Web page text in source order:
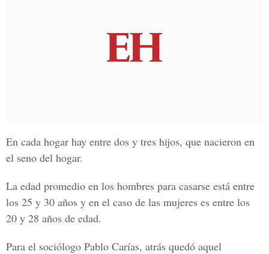
En cada hogar hay entre dos y tres hijos, que nacieron en
el seno del hogar.
La edad promedio en los hombres para casarse está entre
los 25 y 30 años y en el caso de las mujeres es entre los
20 y 28 años de edad.
Para el sociólogo Pablo Carías, atrás quedó aquel